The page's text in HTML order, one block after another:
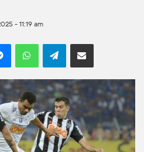
- 11:19 am
MessengerWhatsAppTelegramCompartilhar por e-mail